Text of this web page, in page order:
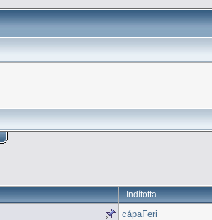
Indította
cápaFeri